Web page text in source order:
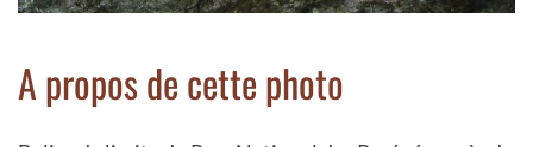
A propos de cette photo